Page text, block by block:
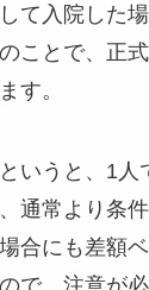
て入院した
ことで、正
す。
いうと、1人
通常より条
合にも差額
で、注意が必